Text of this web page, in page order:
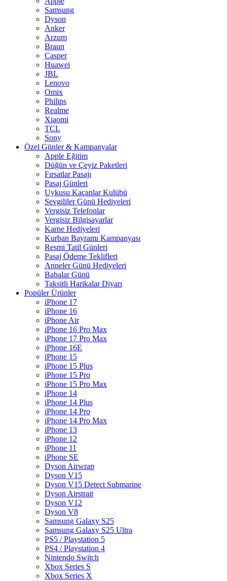
Samsung
Dyson
Anker
Arzum
Braun
Casper
Huawei
JBL
Lenovo
Omix
Philips
Realme
Xiaomi
TCL
Sony
Özel Günler & Kampanyalar
Apple Eğitim
Düğün ve Çeyiz Paketleri
Fırsatlar Pasajı
Pasaj Günleri
Uykusu Kaçanlar Kulübü
Sevgililer Günü Hediyeleri
Vergisiz Telefonlar
Vergisiz Bilgisayarlar
Karne Hediyeleri
Kurban Bayramı Kampanyası
Resmi Tatil Günleri
Pasaj Ödeme Teklifleri
Anneler Günü Hediyeleri
Babalar Günü
Taksitli Harikalar Diyarı
Popüler Ürünler
iPhone 17
iPhone 16
iPhone Air
iPhone 16 Pro Max
iPhone 17 Pro Max
iPhone 16E
iPhone 15
iPhone 15 Plus
iPhone 15 Pro
iPhone 15 Pro Max
iPhone 14
iPhone 14 Plus
iPhone 14 Pro
iPhone 14 Pro Max
iPhone 13
iPhone 12
iPhone 11
iPhone SE
Dyson Airwrap
Dyson V15
Dyson V15 Detect Submarine
Dyson Airstrait
Dyson V12
Dyson V8
Samsung Galaxy S25
Samsung Galaxy S25 Ultra
PS5 / Playstation 5
PS4 / Playstation 4
Nintendo Switch
Xbox Series S
Xbox Series X